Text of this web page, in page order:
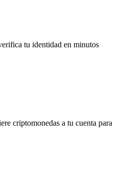
tu identidad en minutos
criptomonedas a tu cuenta para